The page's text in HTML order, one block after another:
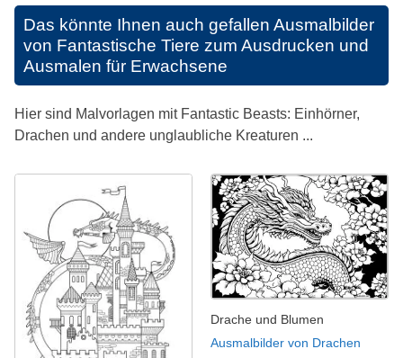
Das könnte Ihnen auch gefallen Ausmalbilder
von Fantastische Tiere zum Ausdrucken und
Ausmalen für Erwachsene
Hier sind Malvorlagen mit Fantastic Beasts: Einhörner,
Drachen und andere unglaubliche Kreaturen ...
Drache und Blumen
Ausmalbilder von Drachen